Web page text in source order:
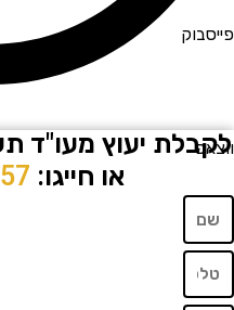
יעוץ מעו"ד
או חייגו:057